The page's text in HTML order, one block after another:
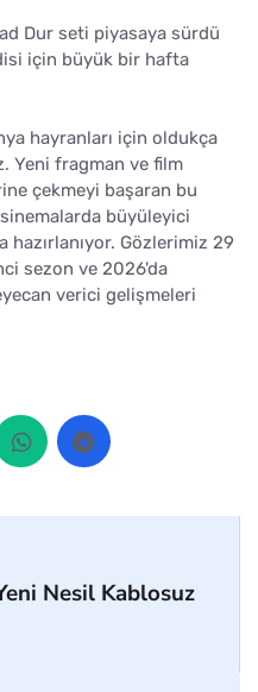
Dur seti piyasaya sürdü
için büyük bir hafta
hayranları için oldukça
Yeni fragman ve film
çekmeyi başaran bu
büyüleyici
Gözlerimiz 29
sezon ve 2026'da
verici gelişmeleri
Nesil Kablosuz